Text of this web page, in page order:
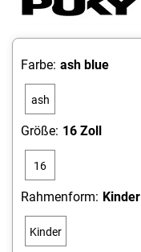
Farbe: ash blue
ash
Größe: 16 Zoll
16
Rahmenform: Kinder
Kinder